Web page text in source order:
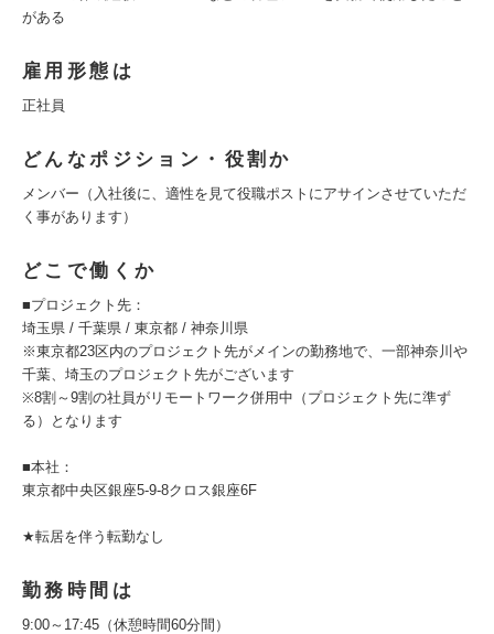
がある
雇用形態は
正社員
どんなポジション・役割か
メンバー（入社後に、適性を見て役職ポストにアサインさせていただ
く事があります）
どこで働くか
■プロジェクト先：
埼玉県 / 千葉県 / 東京都 / 神奈川県
※東京都23区内のプロジェクト先がメインの勤務地で、一部神奈川や
千葉、埼玉のプロジェクト先がございます
※8割～9割の社員がリモートワーク併用中（プロジェクト先に準ず
る）となります
■本社：
東京都中央区銀座5-9-8クロス銀座6F
★転居を伴う転勤なし
勤務時間は
9:00～17:45（休憩時間60分間）